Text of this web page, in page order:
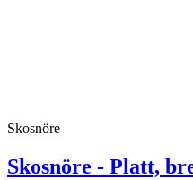
Skosnöre
Skosnöre - Platt,